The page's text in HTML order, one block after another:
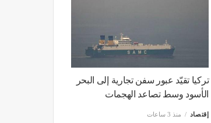
تركيا تقيّد عبور سفن تجارية إلى البحر
الأسود وسط تصاعد الهجمات
إقتصاد منذ 3 ساعات